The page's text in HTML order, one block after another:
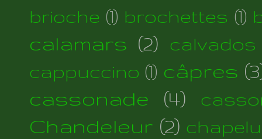
brioche (1) brochettes (1)
calamars (2)
calvados
cappuccino (1) câpres
cassonade
(4)
Chandeleur (2)